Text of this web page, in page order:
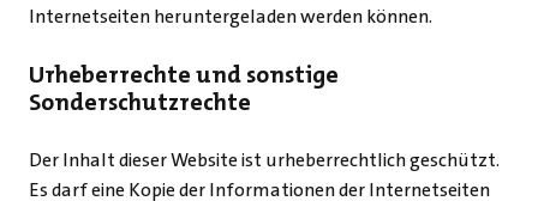
Internetseiten heruntergeladen werden können.
Urheberrechte und sonstige
Sonderschutzrechte
Der Inhalt dieser Website ist urheberrechtlich geschützt.
Es darf eine Kopie der Informationen der Internetseiten